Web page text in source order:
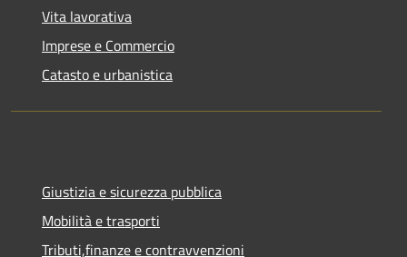
Vita lavorativa
Imprese e Commercio
Catasto e urbanistica
Giustizia e sicurezza pubblica
Mobilità e trasporti
Tributi,finanze e contravvenzioni